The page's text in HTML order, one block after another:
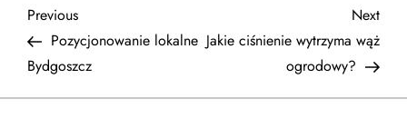
N
a
w
Previous
Post
Previous
Pozycjonowanie lokalne
Bydgoszcz
Next
Post
Next
Jakie ciśnienie wytrzyma wąż
ogrodowy?